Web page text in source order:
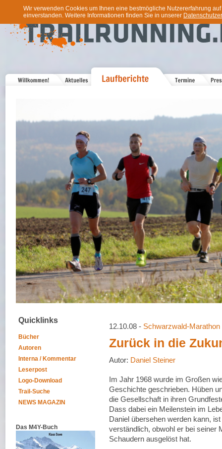
Wir verwenden Cookies um Ihnen eine bestmögliche Nutzererfahrung
einverstanden. Weitere Informationen finden Sie in unserer
Quicklinks
Bücher
Autoren
Interna / Kommentar
Leserpost
Logo-Download
Trail-Suche
NEWS MAGAZIN
Das M4Y-Buch
12.10.08 - Schwarzwald-Marathon
Zurück in die
Autor: Daniel Steiner
Im Jahr 1968 wurde im Großen
Geschichte geschrieben. Hüben
die Gesellschaft in ihren
Dass dabei ein Meilenstein im
Daniel übersehen werden kann,
verständlich, obwohl er bei seiner
Schaudern ausgelöst hat.